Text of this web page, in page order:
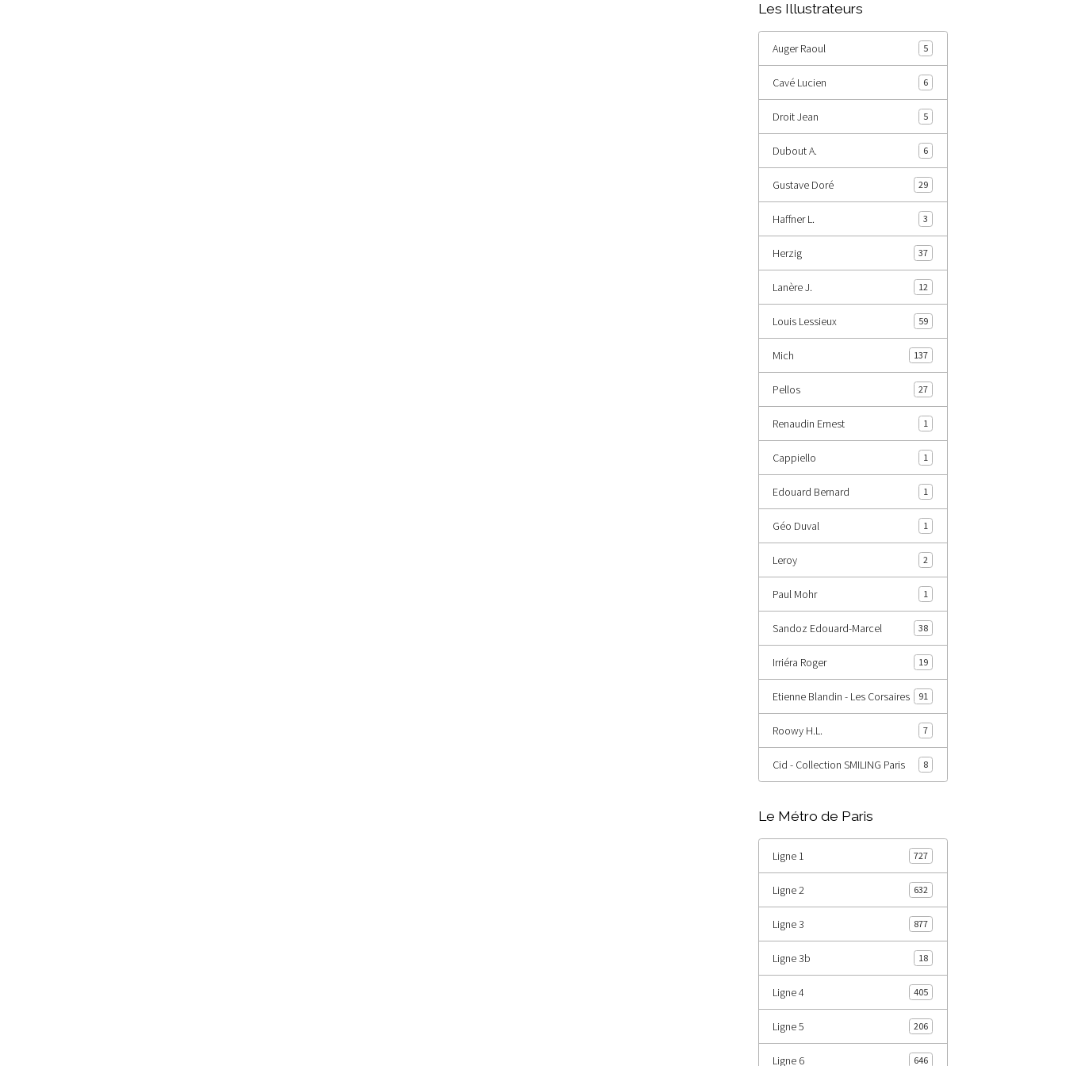
Les Illustrateurs
Auger Raoul 5
Cavé Lucien 6
Droit Jean 5
Dubout A. 6
Gustave Doré 29
Haffner L. 3
Herzig 37
Lanère J. 12
Louis Lessieux 59
Mich 137
Pellos 27
Renaudin Ernest 1
Cappiello 1
Edouard Bernard 1
Géo Duval 1
Leroy 2
Paul Mohr 1
Sandoz Edouard-Marcel 38
Irriéra Roger 19
Etienne Blandin - Les Corsaires 91
Roowy H.L. 7
Cid - Collection SMILING Paris 8
Le Métro de Paris
Ligne 1 727
Ligne 2 632
Ligne 3 877
Ligne 3b 18
Ligne 4 405
Ligne 5 206
Ligne 6 646